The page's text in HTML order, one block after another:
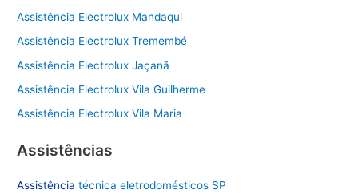
u
p
o
:
Assistência Electrolux Mandaqui
Assistência Electrolux Tremembé
Assistência Electrolux Jaçanã
Assistência Electrolux Vila Guilherme
Assistência Electrolux Vila Maria
Assistências
Assistênciatécnica eletrodomésticos SP